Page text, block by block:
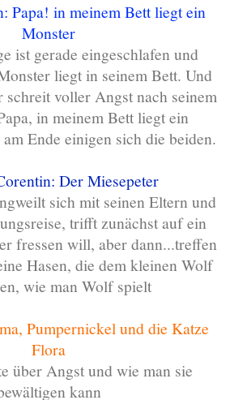
Papa! in meinem Bett liegt ein
Monster
ist gerade eingeschlafen und
liegt in seinem Bett. Und
schreit voller Angst nach seinem
in meinem Bett liegt ein
Ende einigen sich die beiden.
Der Miesepeter
sich mit seinen Eltern und
trifft zunächst auf ein
fressen will, aber dann...treffen
Hasen, die dem kleinen Wolf
wie man Wolf spielt
Pumpernickel und die Katze
Flora
über Angst und wie man sie
kann